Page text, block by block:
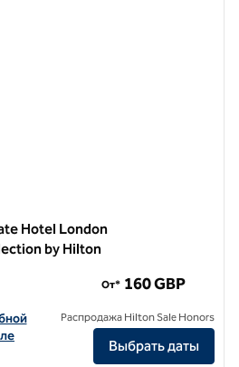
Hotel London
by Hilton
об отеле 100 Queen's Gate Hotel
От* 160 GBP
Распродажа Hilton Sale Honors
Выбрать даты